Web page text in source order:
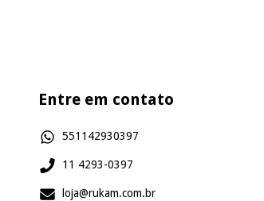
Entre em contato
551142930397
11 4293-0397
loja@rukam.com.br